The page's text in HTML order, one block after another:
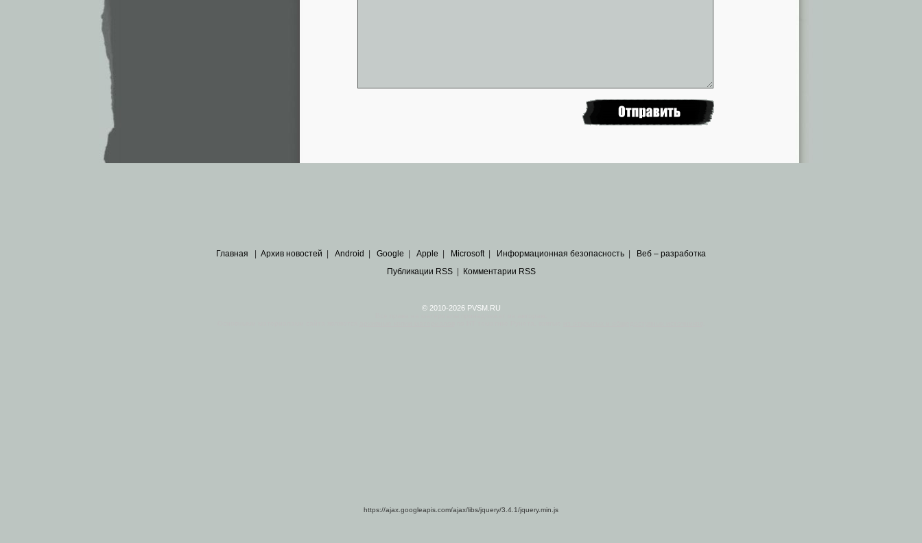
Главная | Архив новостей | Android | Google | Apple | Microsoft| Информационная безопасность | Веб – разработка
Публикации RSS| Комментарии RSS
© 2010-2026 PVSM.RU
https://ajax.googleapis.com/ajax/libs/jquery/3.4.1/jquery.min.js